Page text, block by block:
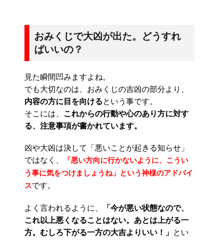
おみくじで大凶が出た。どうすれ
ばいいの？
見た瞬間凹みますよね。
でも大切なのは、おみくじの吉凶の部分より、
内容の方に目を向けるという事です。
そこには、 これからの行動や心のあり方に対す
る、注意事項が書かれています。
凶や大凶は決して「悪いことが起きる知らせ」
ではなく、
「悪い方向に行かないように、こうい
う事に気をつけましょうね」という神様のアドバイ
スです。
よく言われるように、
「今が悪い状態なので、
これ以上悪くなることはない。あとは上がる一
方。むしろ下がる一方の大吉よりいい！」 とい